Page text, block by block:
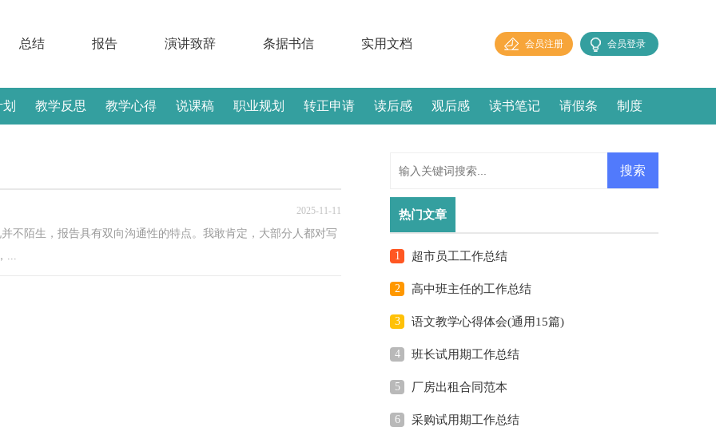
总结 报告 演讲致辞 条据书信 实用文档 会员登录
会员注册
教学反思 教学心得 说课稿 职业规划 转正申请 读后感 观后感 读书笔记 请假条 制度
2025-11-11
不陌生，报告具有双向沟通性的特点。我敢肯定，大部分人都对写
...
热门文章
1 超市员工工作总结
2 高中班主任的工作总结
3 语文教学心得体会(通用15篇)
4 班长试用期工作总结
5 厂房出租合同范本
6 采购试用期工作总结